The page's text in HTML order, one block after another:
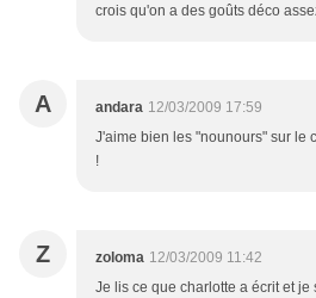
crois qu'on a des goûts déco
A andara 12/03/2009 17:59
J'aime bien les "nounours" sur le
!
Z zoloma 12/03/2009 11:42
Je lis ce que charlotte a écrit et